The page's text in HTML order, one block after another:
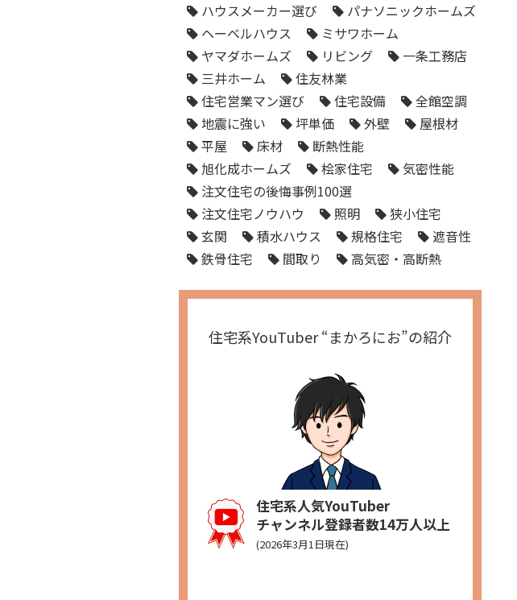
ハウスメーカー選び
パナソニックホームズ
ヘーベルハウス
ミサワホーム
ヤマダホームズ
リビング
一条工務店
三井ホーム
住友林業
住宅営業マン選び
住宅設備
全館空調
地震に強い
坪単価 外壁
屋根材
平屋
床材
断熱性能
旭化成ホームズ
桧家住宅
気密性能
注文住宅の後悔事例100選
注文住宅ノウハウ
照明
狭小住宅
玄関
積水ハウス 規格住宅
遮音性
鉄骨住宅
間取り 高気密・高断熱
住宅系YouTuber “まかろにお”の紹介
住宅系人気YouTuber
チャンネル登録者数14万人以上
(2026年3月1日現在)